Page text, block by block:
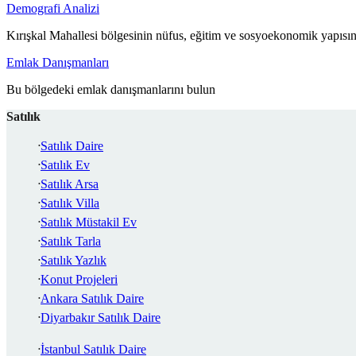
Demografi Analizi
Kırışkal Mahallesi bölgesinin nüfus, eğitim ve sosyoekonomik
Emlak Danışmanları
Bu bölgedeki emlak danışmanlarını bulun
Satılık
Satılık Daire
Satılık Ev
Satılık Arsa
Satılık Villa
Satılık Müstakil Ev
Satılık Tarla
Satılık Yazlık
Konut Projeleri
Ankara Satılık Daire
Diyarbakır Satılık Daire
İstanbul Satılık Daire